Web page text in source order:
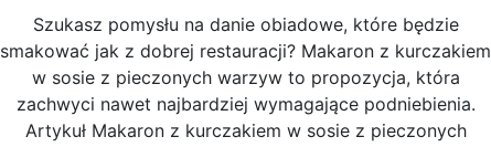
Szukasz pomysłu na danie obiadowe, które będzie
smakować jak z dobrej restauracji? Makaron z kurczakiem
w sosie z pieczonych warzyw to propozycja, która
zachwyci nawet najbardziej wymagające podniebienia.
Artykuł Makaron z kurczakiem w sosie z pieczonych